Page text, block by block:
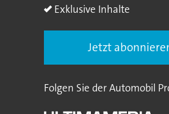
Exklusive Inhalte
Jetzt
Folgen Sie der Automobil